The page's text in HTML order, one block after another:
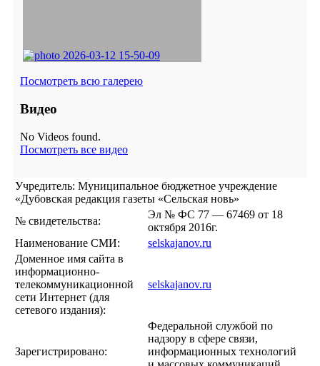
Посмотреть всю галерею
Видео
No Videos found.
Посмотреть все видео
Учредитель: Муниципальное бюджетное учреждение
«Дубовская редакция газеты «Сельская новь»
№ свидетельства:
Эл № ФС 77 — 67469 от 18
октября 2016г.
Наименование СМИ:
selskajanov.ru
Доменное имя сайта в
информационно-
телекоммуникационной
сети Интернет (для
сетевого издания):
selskajanov.ru
Зарегистрировано:
Федеральной службой по
надзору в сфере связи,
информационных технологий